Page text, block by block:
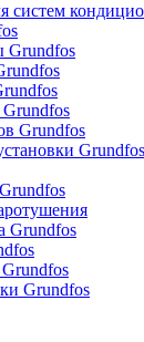
систем
Grundfos
Grundfos
Grundfos
Grundfos
Grundfos